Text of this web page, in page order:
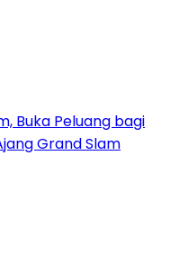
Buka Peluang bagi
Grand Slam